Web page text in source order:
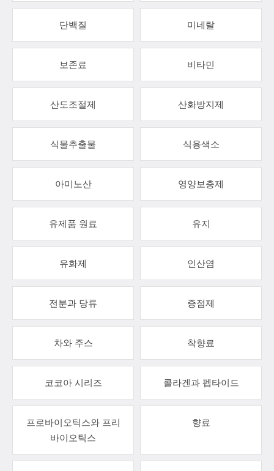
단백질 미네랄
보존료 비타민
산도조절제 산화방지제
식물추출물 식용색소
아미노산 영양보충제
유제품 원료 유지
유화제 인산염
전분과 당류 증점제
차와 주스 착향료
코코아 시리즈 콜라겐과 펩타이드
프로바이오틱스와 프리
바이오틱스
향료